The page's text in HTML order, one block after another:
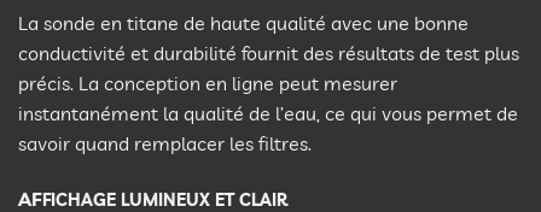
La sonde en titane de haute qualité avec une bonne
conductivité et durabilité fournit des résultats de test plus
précis. La conception en ligne peut mesurer
instantanément la qualité de l’eau, ce qui vous permet de
savoir quand remplacer les filtres.
AFFICHAGE LUMINEUX ET CLAIR